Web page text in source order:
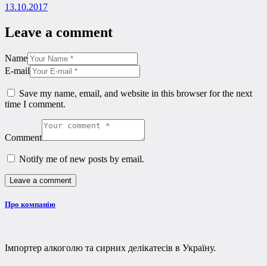
13.10.2017
Leave a comment
Name
E-mail
Save my name, email, and website in this browser for the next
time I comment.
Comment
Notify me of new posts by email.
Про компанію
Імпортер алкоголю та сирних делікатесів в Україну.